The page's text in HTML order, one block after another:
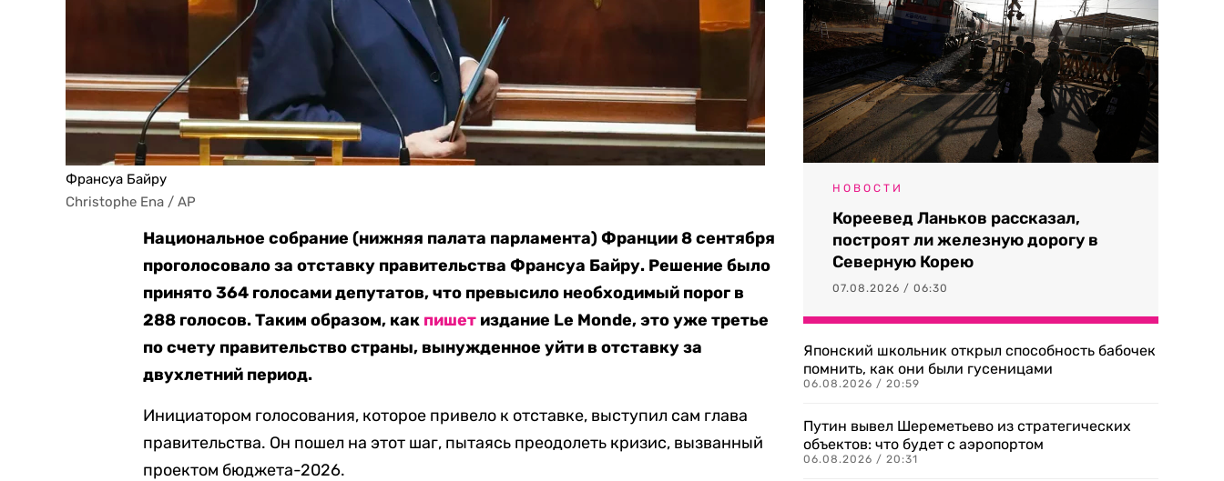
Франсуа Байру
Christophe Ena / AP
Национальное собрание (нижняя палата парламента) Франции 8 сентября
проголосовало за отставку правительства Франсуа Байру. Решение было
принято 364 голосами депутатов, что превысило необходимый порог в
288 голосов. Таким образом, как пишет издание Le Monde, это уже третье
по счету правительство страны, вынужденное уйти в отставку за
двухлетний период.
Инициатором голосования, которое привело к отставке, выступил сам глава
правительства. Он пошел на этот шаг, пытаясь преодолеть кризис, вызванный
проектом бюджета-2026.
НОВОСТИ
Кореевед Ланьков рассказал,
построят ли железную дорогу в
Северную Корею
07.08.2026 / 06:30
Японский школьник открыл способность бабочек
помнить, как они были гусеницами
06.08.2026 / 20:59
Путин вывел Шереметьево из стратегических
объектов: что будет с аэропортом
06.08.2026 / 20:31